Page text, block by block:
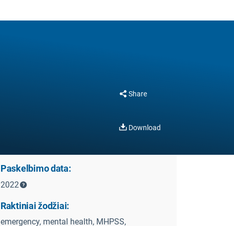
Share
Download
Paskelbimo data:
2022
Raktiniai žodžiai:
emergency, mental health, MHPSS,